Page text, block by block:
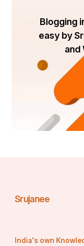
Blogging
easy by
and
Srujanee
India's own